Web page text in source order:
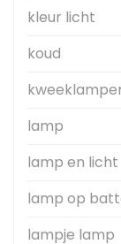
kleur licht
koud
lamp
lamp en licht
lamp op
lampje lamp